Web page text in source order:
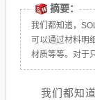
摘要：
我们都知道，
可以通过材料明
材质等等。对于
我们都知